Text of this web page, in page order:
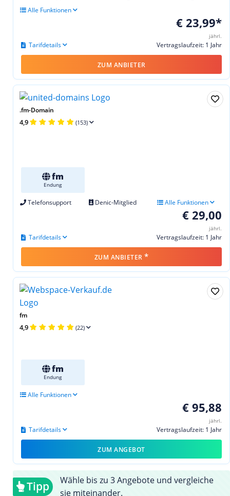
Alle Funktionen
€ 23,99*
jährl.
Vertragslaufzeit: 1 Jahr
Tarifdetails
ZUM ANBIETER
.fm-Domain
4,9 (153)
fm
Endung
Telefonsupport Denic-Mitglied Alle Funktionen
€ 29,00
jährl.
Vertragslaufzeit: 1 Jahr
Tarifdetails
ZUM ANBIETER *
fm
4,9 (22)
fm
Endung
Alle Funktionen
€ 95,88
jährl.
Vertragslaufzeit: 1 Jahr
Tarifdetails
ZUM ANGEBOT
Tipp
Wähle bis zu 3 Angebote und vergleiche
sie miteinander.